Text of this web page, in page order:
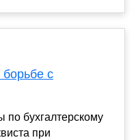
с
по бухгалтерскому
при